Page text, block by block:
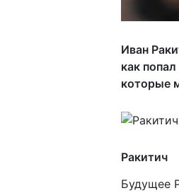
Иван
как
которые
Ракитич
Будущее